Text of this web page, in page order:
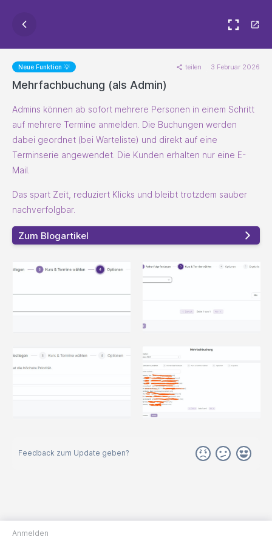
Neue Funktion 💡 teilen 3 Februar 2026
Mehrfachbuchung (als Admin)
Admins können ab sofort mehrere Personen in einem Schritt
auf mehrere Termine anmelden. Die Buchungen werden
dabei geordnet (bei Warteliste) und direkt auf eine
Terminserie angewendet. Die Kunden erhalten nur eine E-
Mail.
Das spart Zeit, reduziert Klicks und bleibt trotzdem sauber
nachverfolgbar.
Zum Blogartikel
Feedback zum Update geben?
Anmelden